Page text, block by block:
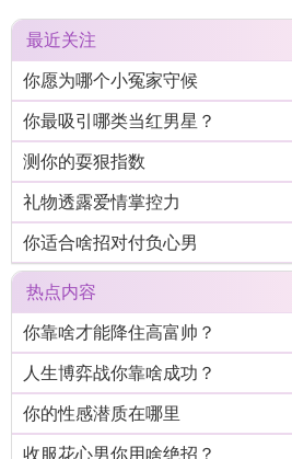
最近关注
你愿为哪个小冤家守候
你最吸引哪类当红男星？
测你的耍狠指数
礼物透露爱情掌控力
你适合啥招对付负心男
热点内容
你靠啥才能降住高富帅？
人生博弈战你靠啥成功？
你的性感潜质在哪里
收服花心男你用啥绝招？